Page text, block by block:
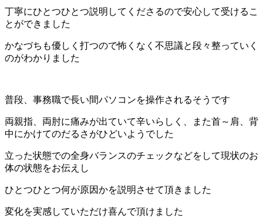
丁寧にひとつひとつ説明してくださるので安心して受けるこ
とができました
かなづちも優しく打つので怖くなく不思議と段々整っていく
のがわかりました
普段、事務職で長い間パソコンを操作されるそうです
両親指、両肘に痛みが出ていて辛いらしく、また首～肩、背
中にかけてのだるさがひどいようでした
立った状態での全身バランスのチェックなどをして現状のお
体の状態をお伝えし
ひとつひとつ何が原因かを説明させて頂きました
変化を実感していただけ喜んで頂けました